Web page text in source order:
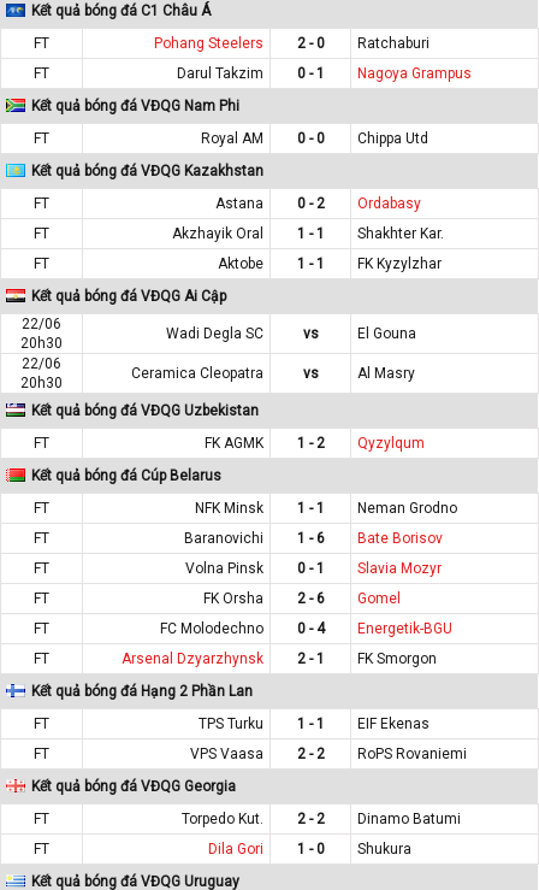
Kết quả bóng đá C1 Châu Á
FT
Pohang Steelers 2 - 0
Ratchaburi
FT
Darul Takzim 0 - 1
Nagoya Grampus
Kết quả bóng đá VĐQG Nam Phi
FT
Royal AM 0 - 0
Chippa Utd
Kết quả bóng đá VĐQG Kazakhstan
FT
Astana 0 - 2
Ordabasy
FT
Akzhayik Oral 1 - 1
Shakhter Kar.
FT
Aktobe 1 - 1
FK Kyzylzhar
Kết quả bóng đá VĐQG Ai Cập
22/06
20h30
Wadi Degla SC vs
El Gouna
22/06
20h30
Ceramica Cleopatra vs Al Masry
Kết quả bóng đá VĐQG Uzbekistan
FT
FK AGMK 1 - 2
Qyzylqum
Kết quả bóng đá Cúp Belarus
FT
NFK Minsk 1 - 1
Neman Grodno
FT
Baranovichi 1 - 6
Bate Borisov
FT
Volna Pinsk 0 - 1
Slavia Mozyr
FT
FK Orsha 2 - 6
Gomel
FT
FC Molodechno 0 - 4
Energetik-BGU
FT
Arsenal Dzyarzhynsk 2 - 1
FK Smorgon
Kết quả bóng đá Hạng 2 Phần Lan
FT
TPS Turku 1 - 1
EIF Ekenas
FT
VPS Vaasa 2 - 2
RoPS Rovaniemi
Kết quả bóng đá VĐQG Georgia
FT
Torpedo Kut. 2 - 2
Dinamo Batumi
FT
Dila Gori 1 - 0
Shukura
Kết quả bóng đá VĐQG Uruguay